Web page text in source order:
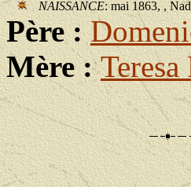
NAISSANCE: mai 1863, ,
Père :
Mère :